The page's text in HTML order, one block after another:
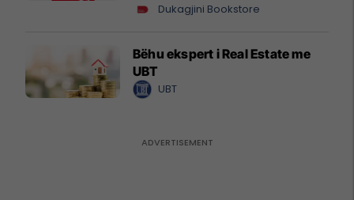
Dukagjini Bookstore
Bëhu ekspert i Real Estate me
UBT
UBT